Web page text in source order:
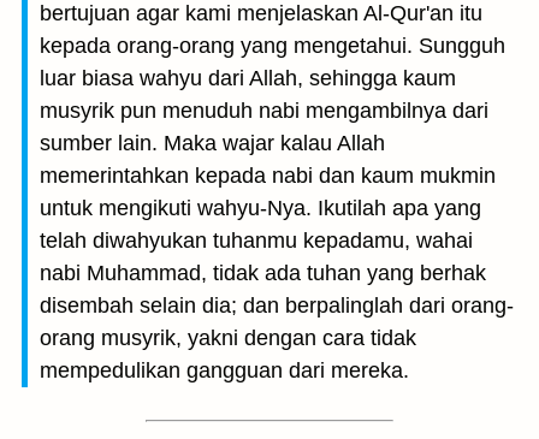
bertujuan agar kami menjelaskan Al-Qur'an itu
kepada orang-orang yang mengetahui. Sungguh
luar biasa wahyu dari Allah, sehingga kaum
musyrik pun menuduh nabi mengambilnya dari
sumber lain. Maka wajar kalau Allah
memerintahkan kepada nabi dan kaum mukmin
untuk mengikuti wahyu-Nya. Ikutilah apa yang
telah diwahyukan tuhanmu kepadamu, wahai
nabi Muhammad, tidak ada tuhan yang berhak
disembah selain dia; dan berpalinglah dari orang-
orang musyrik, yakni dengan cara tidak
mempedulikan gangguan dari mereka.